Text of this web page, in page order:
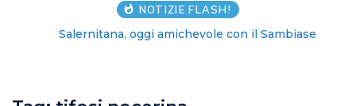
NOTIZIE FLASH!
Salernitana, oggi amichevole con il Sambiase